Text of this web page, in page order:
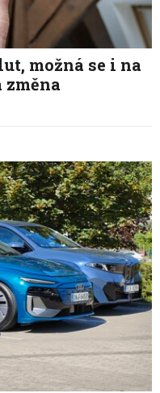
možná se i na
změna